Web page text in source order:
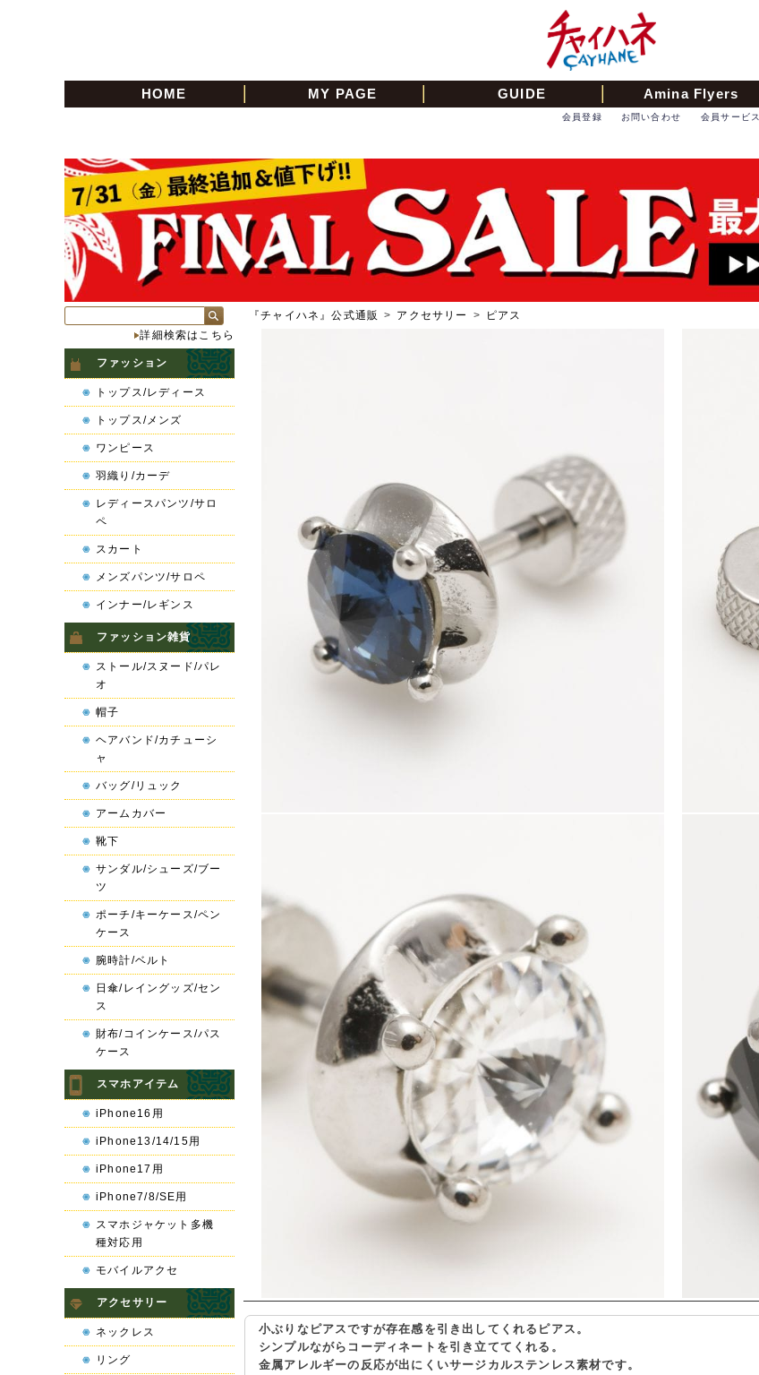
HOME MY PAGE GUIDE Amina Flyers
会員サービス
お問い合わせ
会員登録
『チャイハネ』公式通販 > アクセサリー > ピアス
小ぶりなピアスですが存在感を引き出してくれるピアス。
シンプルながらコーディネートを引き立ててくれる。
金属アレルギーの反応が出にくいサージカルステンレス素材です。
詳細検索はこちら
ファッション
トップス/レディース
トップス/メンズ
ワンピース
羽織り/カーデ
レディースパンツ/サロ
ペ
スカート
メンズパンツ/サロペ
インナー/レギンス
ファッション雑貨
ストール/スヌード/パレ
オ
帽子
ヘアバンド/カチューシ
ャ
バッグ/リュック
アームカバー
靴下
サンダル/シューズ/ブー
ツ
ポーチ/キーケース/ペン
ケース
腕時計/ベルト
日傘/レイングッズ/セン
ス
財布/コインケース/パス
ケース
スマホアイテム
iPhone16用
iPhone13/14/15用
iPhone17用
iPhone7/8/SE用
スマホジャケット多機
種対応用
モバイルアクセ
アクセサリー
ネックレス
リング